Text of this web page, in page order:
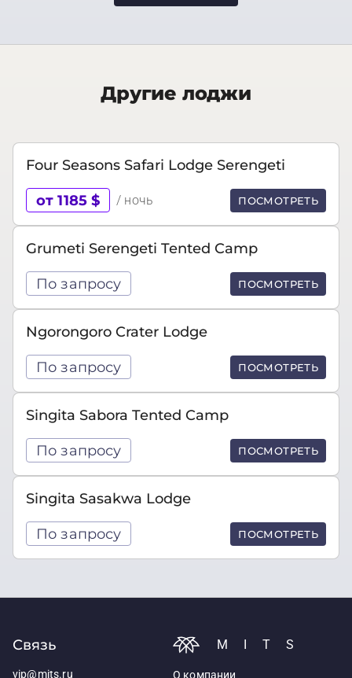
Другие лоджи
Four Seasons Safari Lodge Serengeti
от 1185 $ / ночь ПОСМОТРЕТЬ
Grumeti Serengeti Tented Camp
По запросу ПОСМОТРЕТЬ
Ngorongoro Crater Lodge
По запросу ПОСМОТРЕТЬ
Singita Sabora Tented Camp
По запросу ПОСМОТРЕТЬ
Singita Sasakwa Lodge
По запросу ПОСМОТРЕТЬ
Связь
vip@mits.ru
MITS
О компании